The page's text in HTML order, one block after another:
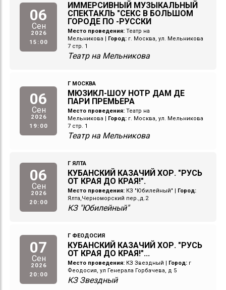
06
Сен
2026
15:00
ИММЕРСИВНЫЙ МУЗЫКАЛЬНЫЙ
СПЕКТАКЛЬ "СЕКС В БОЛЬШОМ
ГОРОДЕ ПО -РУССКИ
Место проведения: Театр на
Мельникова
Город: г. Москва, ул. Мельникова
7 стр. 1
Театр на Мельникова
06
Сен
2026
19:00
Г МОСКВА
МЮЗИКЛ-ШОУ НОТР ДАМ ДЕ
ПАРИ ПРЕМЬЕРА
Место проведения: Театр на
Мельникова
Город: г. Москва, ул. Мельникова
7 стр. 1
Театр на Мельникова
06
Сен
2026
20:00
Г ЯЛТА
КУБАНСКИЙ КАЗАЧИЙ ХОР. "РУСЬ
ОТ КРАЯ ДО КРАЯ!".
Место проведения: КЗ "Юбилейный"
Город:
Ялта,Черноморский пер.,д.2
КЗ "Юбилейный"
07
Сен
2026
20:00
Г ФЕОДОСИЯ
КУБАНСКИЙ КАЗАЧИЙ ХОР. "РУСЬ
ОТ КРАЯ ДО КРАЯ!"...
Место проведения: КЗ Звездный Город: г
Феодосия, ул Генерала Горбачева, д 5
КЗ Звездный